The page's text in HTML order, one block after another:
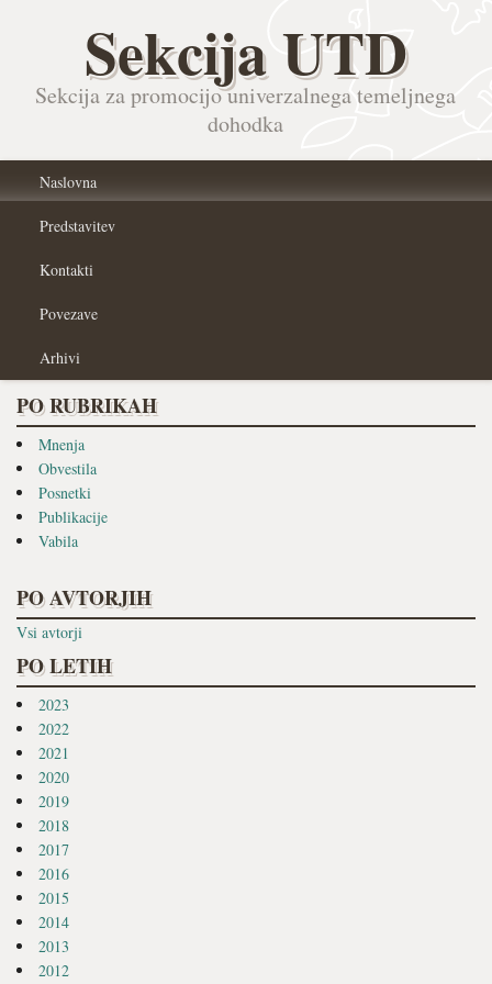
Sekcija UTD
Sekcija za promocijo univerzalnega temeljnega
dohodka
Naslovna
Predstavitev
Kontakti
Povezave
Arhivi
PO RUBRIKAH
Mnenja
Obvestila
Posnetki
Publikacije
Vabila
PO AVTORJIH
Vsi avtorji
PO LETIH
2023
2022
2021
2020
2019
2018
2017
2016
2015
2014
2013
2012